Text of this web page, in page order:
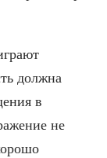
должна
в
не